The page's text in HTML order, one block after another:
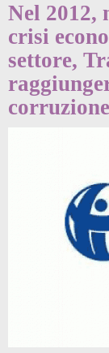
Nel 2012,
crisi
settore,